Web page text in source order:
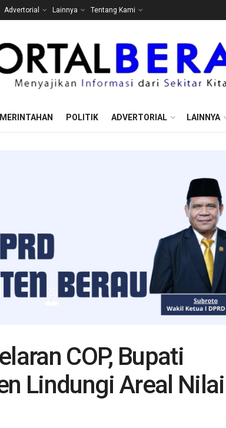
Advertorial Lainnya Tentang Kami
POLITIK ADVERTORIAL LAINNYA
COP, Bupati
Lindungi Areal Nilai